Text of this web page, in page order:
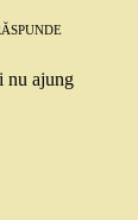
nu ajung